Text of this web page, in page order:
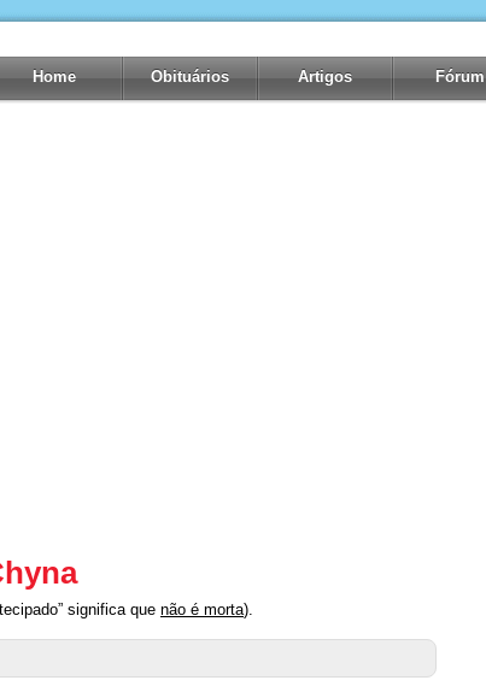
Home Obituários Artigos Fórum
significa que não é morta).